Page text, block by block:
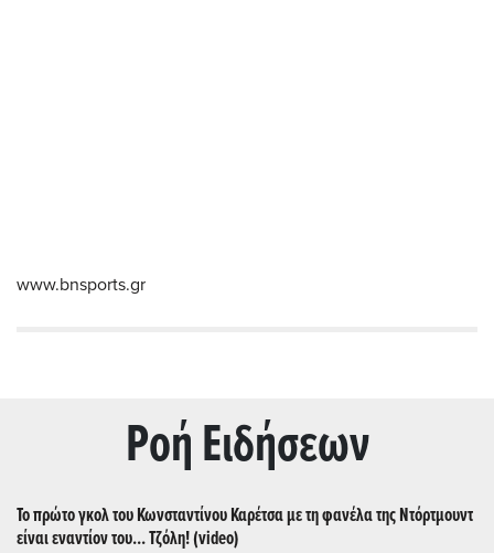
www.bnsports.gr
Ρoή Ειδήσεων
Το πρώτο γκολ του Κωνσταντίνου Καρέτσα με τη φανέλα της Ντόρτμουντ
είναι εναντίον του... Τζόλη! (video)